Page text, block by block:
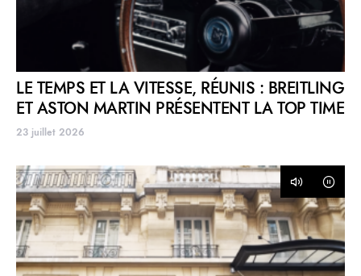
LE TEMPS ET LA VITESSE, RÉUNIS : BREITLING
ET ASTON MARTIN PRÉSENTENT LA TOP TIME
23 juillet 2026